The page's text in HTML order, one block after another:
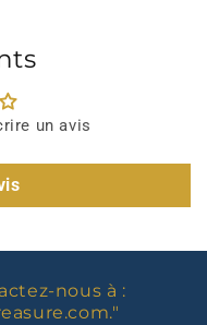
un avis
nous à :
."